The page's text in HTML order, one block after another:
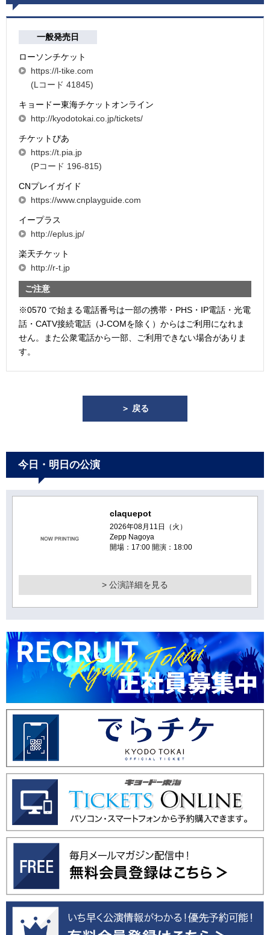
一般発売日
ローソンチケット
https://l-tike.com
(Lコード 41845)
キョードー東海チケットオンライン
http://kyodotokai.co.jp/tickets/
チケットぴあ
https://t.pia.jp
(Pコード 196-815)
CNプレイガイド
https://www.cnplayguide.com
イープラス
http://eplus.jp/
楽天チケット
http://r-t.jp
ご注意
※0570 で始まる電話番号は一部の携帯・PHS・IP電話・光電
話・CATV接続電話（J-COMを除く）からはご利用になれま
せん。また公衆電話から一部、ご利用できない場合がありま
す。
＞ 戻る
今日・明日の公演
claquepot
2026年08月11日（火）
Zepp Nagoya
開場：17:00 開演：18:00
> 公演詳細を見る